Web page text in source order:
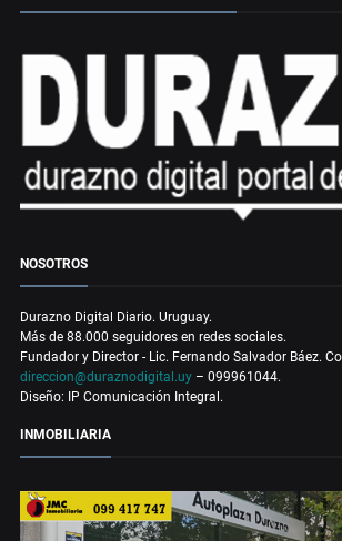
NOSOTROS
Durazno Digital Diario. Uruguay.
Más de 88.000 seguidores en redes sociales.
Fundador y Director - Lic. Fernando Salvador Báez.
direccion@duraznodigital.uy – 099961044.
Diseño: IP Comunicación Integral.
INMOBILIARIA